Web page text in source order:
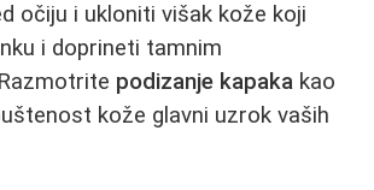
očiju i ukloniti višak kože koji
i doprineti tamnim
podizanje kapaka kao
kože glavni uzrok vaših